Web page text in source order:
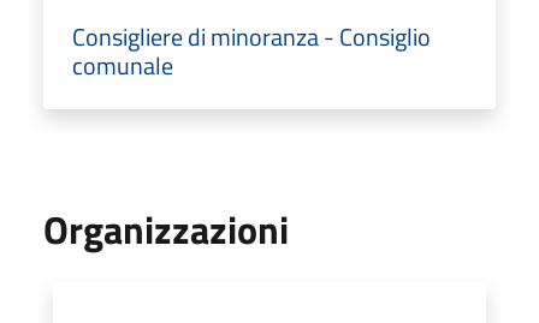
Consigliere di minoranza - Consiglio
comunale
Organizzazioni